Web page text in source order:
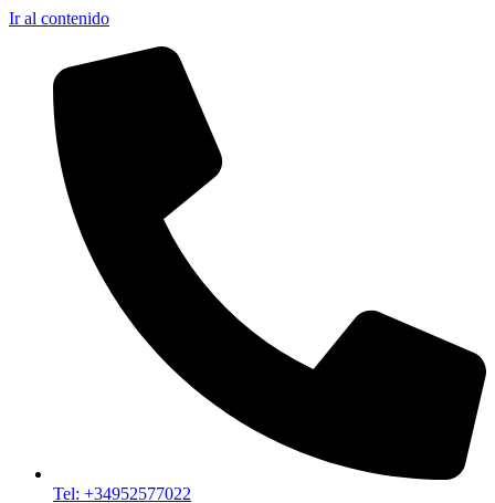
Ir al contenido
Tel: +34952577022